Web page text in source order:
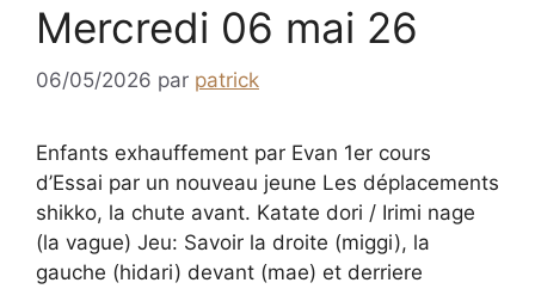
Mercredi 06 mai 26
06/05/2026 par patrick
Enfants exhauffement par Evan 1er cours
d’Essai par un nouveau jeune Les déplacements
shikko, la chute avant. Katate dori / Irimi nage
(la vague) Jeu: Savoir la droite (miggi), la
gauche (hidari) devant (mae) et derriere